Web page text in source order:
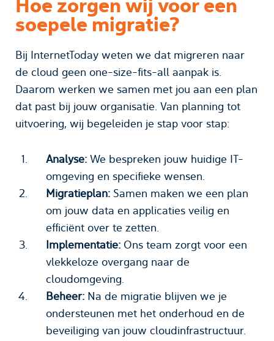
Hoe zorgen wij voor een
soepele migratie?
Bij InternetToday weten we dat migreren naar
de cloud geen one-size-fits-all aanpak is.
Daarom werken we samen met jou aan een plan
dat past bij jouw organisatie. Van planning tot
uitvoering, wij begeleiden je stap voor stap:
Analyse: We bespreken jouw huidige IT-
omgeving en specifieke wensen.
Migratieplan: Samen maken we een plan
om jouw data en applicaties veilig en
efficiënt over te zetten.
Implementatie: Ons team zorgt voor een
vlekkeloze overgang naar de
cloudomgeving.
Beheer: Na de migratie blijven we je
ondersteunen met het onderhoud en de
beveiliging van jouw cloudinfrastructuur.